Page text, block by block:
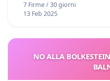
7 Firme / 30 giorni
13 Feb 2025
NO ALLA